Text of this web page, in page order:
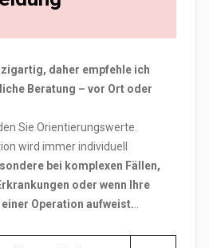
Pigment
Rekonstruktion
festgelegt. Sie
Fläche der
erforderlichen
Beschaffenheit des
daher empfehle ich
Beratung – vor Ort oder
Sie Orientierungswerte.
wird immer individuell
bei komplexen Fällen,
oder wenn Ihre
einer Operation aufweist...